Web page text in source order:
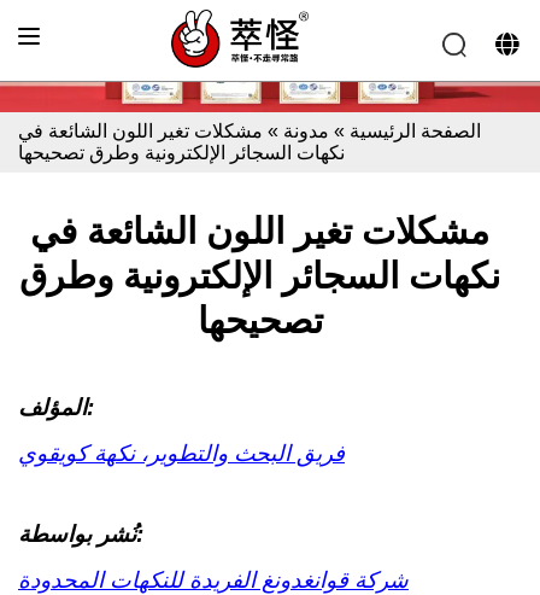
الصفحة الرئيسية » مدونة » مشكلات تغير اللون الشائعة في
نكهات السجائر الإلكترونية وطرق تصحيحها
مشكلات تغير اللون الشائعة في
نكهات السجائر الإلكترونية وطرق
تصحيحها
المؤلف:
فريق البحث والتطوير، نكهة كويقوي
نُشر بواسطة:
شركة قوانغدونغ الفريدة للنكهات المحدودة